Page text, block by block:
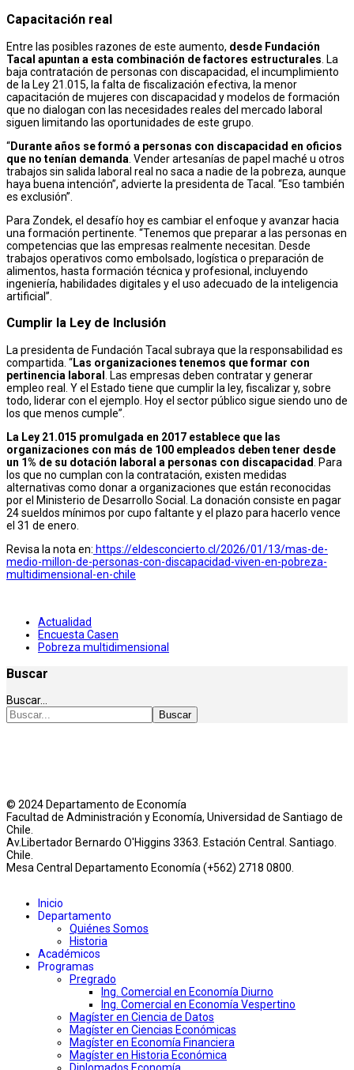
Capacitación real
Entre las posibles razones de este aumento, desde Fundación
Tacal apuntan a esta combinación de factores estructurales . La
baja contratación de personas con discapacidad, el incumplimiento
de la Ley 21.015, la falta de fiscalización efectiva, la menor
capacitación de mujeres con discapacidad y modelos de formación
que no dialogan con las necesidades reales del mercado laboral
siguen limitando las oportunidades de este grupo.
“Durante años se formó a personas con discapacidad en oficios
que no tenían demanda . Vender artesanías de papel maché u otros
trabajos sin salida laboral real no saca a nadie de la pobreza, aunque
haya buena intención”, advierte la presidenta de Tacal. “Eso también
es exclusión”.
Para Zondek, el desafío hoy es cambiar el enfoque y avanzar hacia
una formación pertinente. “Tenemos que preparar a las personas en
competencias que las empresas realmente necesitan. Desde
trabajos operativos como embolsado, logística o preparación de
alimentos, hasta formación técnica y profesional, incluyendo
ingeniería, habilidades digitales y el uso adecuado de la inteligencia
artificial”.
Cumplir la Ley de Inclusión
La presidenta de Fundación Tacal subraya que la responsabilidad es
compartida. “Las organizaciones tenemos que formar con
pertinencia laboral . Las empresas deben contratar y generar
empleo real. Y el Estado tiene que cumplir la ley, fiscalizar y, sobre
todo, liderar con el ejemplo. Hoy el sector público sigue siendo uno de
los que menos cumple”.
La Ley 21.015 promulgada en 2017 establece que las
organizaciones con más de 100 empleados deben tener desde
un 1% de su dotación laboral a personas con discapacidad . Para
los que no cumplan con la contratación, existen medidas
alternativas como donar a organizaciones que están reconocidas
por el Ministerio de Desarrollo Social. La donación consiste en pagar
24 sueldos mínimos por cupo faltante y el plazo para hacerlo vence
el 31 de enero.
Revisa la nota en: https://eldesconcierto.cl/2026/01/13/mas-de-
medio-millon-de-personas-con-discapacidad-viven-en-pobreza-
multidimensional-en-chile
Actualidad
Encuesta Casen
Pobreza multidimensional
Buscar
Buscar...
Buscar
© 2024 Departamento de Economía
Facultad de Administración y Economía, Universidad de Santiago de
Chile.
Av.Libertador Bernardo O'Higgins 3363. Estación Central. Santiago.
Chile.
Mesa Central Departamento Economía (+562) 2718 0800.
Inicio
Departamento
Quiénes Somos
Historia
Académicos
Programas
Pregrado
Ing. Comercial en Economía Diurno
Ing. Comercial en Economía Vespertino
Magíster en Ciencia de Datos
Magíster en Ciencias Económicas
Magíster en Economía Financiera
Magíster en Historia Económica